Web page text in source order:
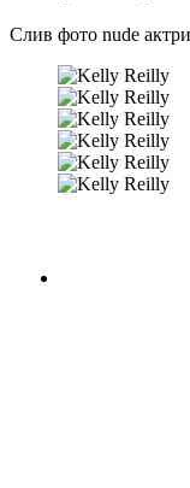
Слив фото nude